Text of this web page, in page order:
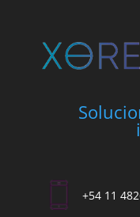
+54 11